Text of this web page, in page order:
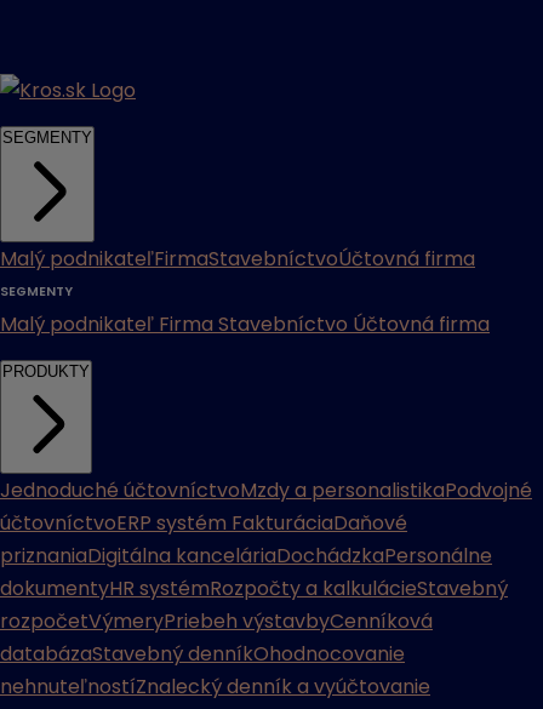
SEGMENTY
Malý podnikateľFirmaStavebníctvoÚčtovná firma
SEGMENTY
Malý podnikateľ Firma Stavebníctvo Účtovná firma
PRODUKTY
Jednoduché účtovníctvoMzdy a personalistikaPodvojné
účtovníctvoERP systém FakturáciaDaňové
priznaniaDigitálna kanceláriaDochádzkaPersonálne
dokumentyHR systémRozpočty a kalkulácieStavebný
rozpočetVýmeryPriebeh výstavbyCenníková
databázaStavebný denníkOhodnocovanie
nehnuteľnostíZnalecký denník a vyúčtovanie